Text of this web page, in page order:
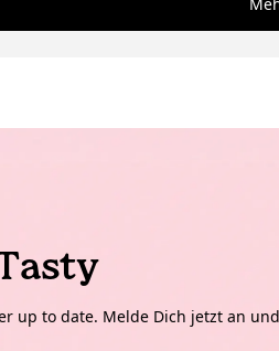
up to date. Melde Dich jetzt an